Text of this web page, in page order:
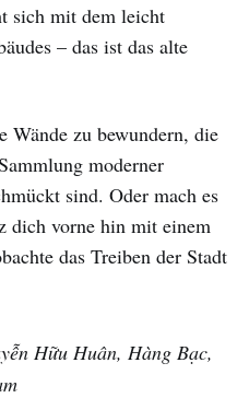
sich mit dem leicht
– das ist das alte
zu bewundern, die
moderner
sind. Oder mach es
dich vorne hin mit einem
das Treiben der Stadt
Hữu Huân, Hàng Bạc,